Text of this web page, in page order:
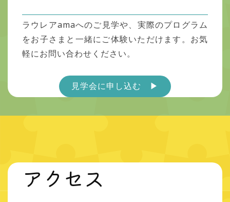
ラウレアamaへのご見学や、実際のプログラム
をお子さまと一緒にご体験いただけます。お気
軽にお問い合わせください。
見学会に申し込む ▶︎
アクセス